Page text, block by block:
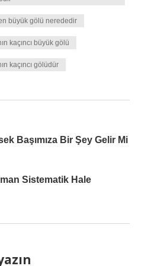
büyük gölü nerededir
kaçıncı büyük gölü
kaçıncı gölüdür
Başımıza Bir Şey Gelir Mi
Sistematik Hale